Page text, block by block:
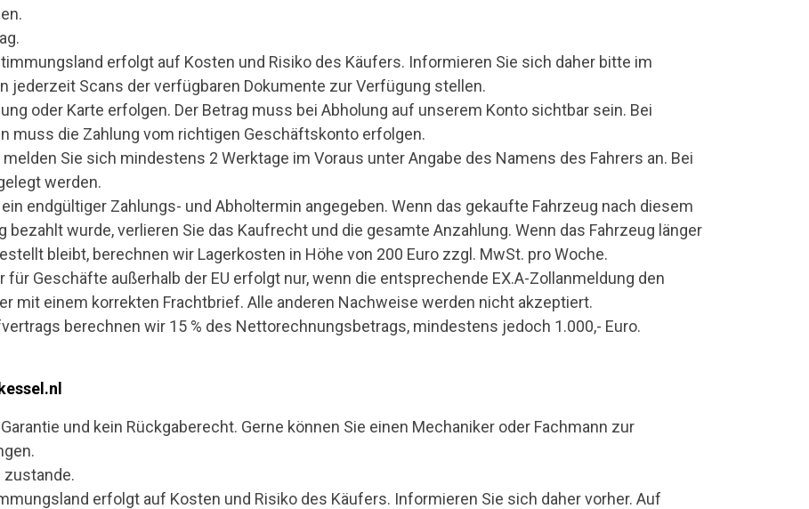
erfolgt auf Kosten und Risiko des Käufers. Informieren Sie sich daher bitte im
jederzeit Scans der verfügbaren Dokumente zur Verfügung stellen.
oder Karte erfolgen. Der Betrag muss bei Abholung auf unserem Konto sichtbar sein. Bei
muss die Zahlung vom richtigen Geschäftskonto erfolgen.
Sie sich mindestens 2 Werktage im Voraus unter Angabe des Namens des Fahrers an. Bei
werden.
endgültiger Zahlungs- und Abholtermin angegeben. Wenn das gekaufte Fahrzeug nach diesem
wurde, verlieren Sie das Kaufrecht und die gesamte Anzahlung. Wenn das Fahrzeug länger
bleibt, berechnen wir Lagerkosten in Höhe von 200 Euro zzgl. MwSt. pro Woche.
Geschäfte außerhalb der EU erfolgt nur, wenn die entsprechende EX.A-Zollanmeldung den
mit einem korrekten Frachtbrief. Alle anderen Nachweise werden nicht akzeptiert.
berechnen wir 15 % des Nettorechnungsbetrags, mindestens jedoch 1.000,- Euro.
und kein Rückgaberecht. Gerne können Sie einen Mechaniker oder Fachmann zur
zustande.
erfolgt auf Kosten und Risiko des Käufers. Informieren Sie sich daher vorher. Auf